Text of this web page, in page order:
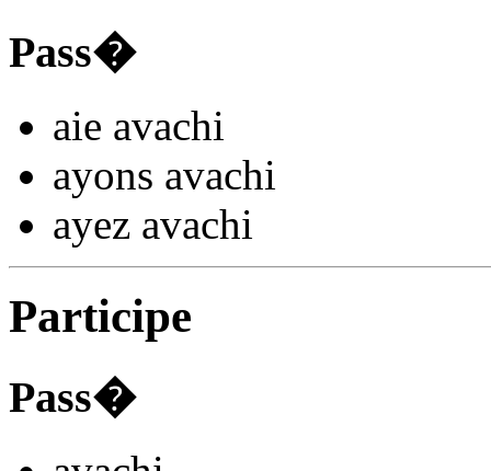
Pass�
aie avachi
ayons avachi
ayez avachi
Participe
Pass�